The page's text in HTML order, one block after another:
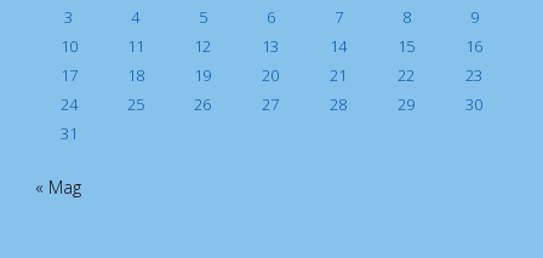
3
4 5 6 7 8
9
10
11 12 13 14 15
16
17
18 19 20 21 22
23
24
25 26 27 28 29
30
31
« Mag